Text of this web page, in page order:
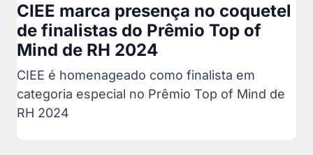
CIEE marca presença no coquetel
de finalistas do Prêmio Top of
Mind de RH 2024
CIEE é homenageado como finalista em
categoria especial no Prêmio Top of Mind de
RH 2024